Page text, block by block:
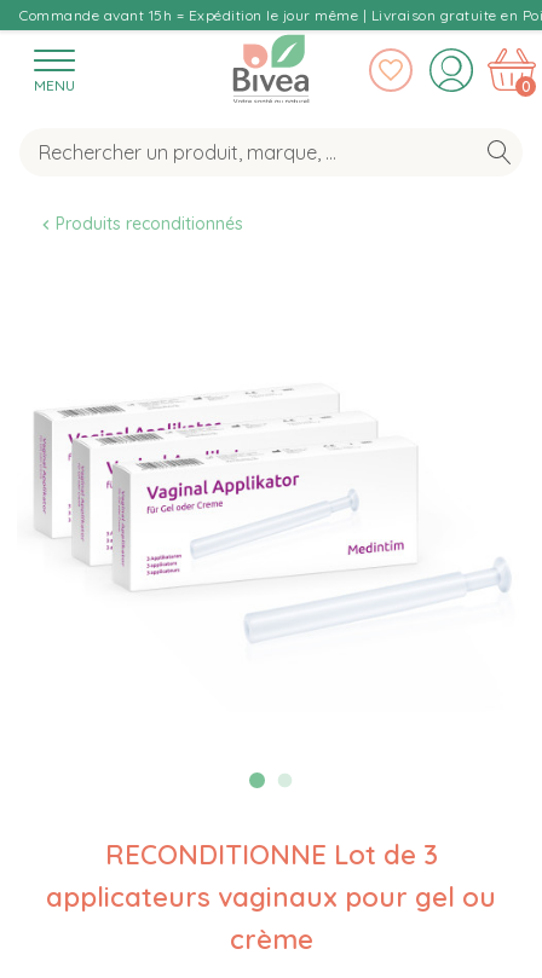
Commande avant 15h = Expédition le jour même | Livraison gratuite en
MENU 0
Produits reconditionnés
RECONDITIONNE Lot de 3
applicateurs vaginaux pour gel ou
crème